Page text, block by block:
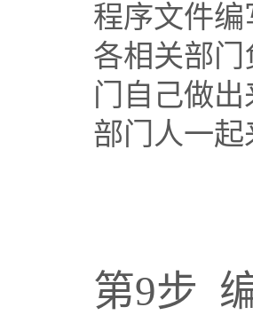
程序文件
各相关部
门自己做
部门人一
第9步